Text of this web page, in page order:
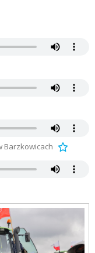
Barzkowicach